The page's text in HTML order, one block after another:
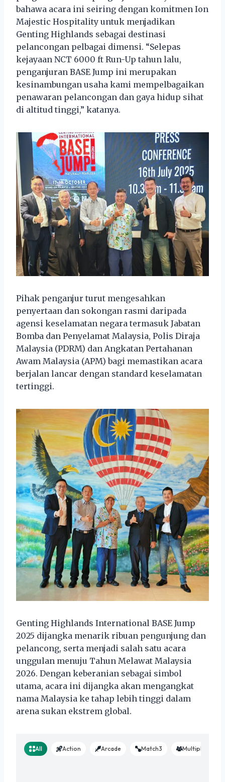
bahawa acara ini seiring dengan komitmen Ion
Majestic Hospitality untuk menjadikan
Genting Highlands sebagai destinasi
pelancongan pelbagai dimensi. “Selepas
kejayaan NCT 6000 ft Run-Up tahun lalu,
penganjuran BASE Jump ini merupakan
kesinambungan usaha kami mempelbagaikan
penawaran pelancongan dan gaya hidup sihat
di altitud tinggi,” katanya.
Pihak penganjur turut mengesahkan
penyertaan dan sokongan rasmi daripada
agensi keselamatan negara termasuk Jabatan
Bomba dan Penyelamat Malaysia, Polis Diraja
Malaysia (PDRM) dan Angkatan Pertahanan
Awam Malaysia (APM) bagi memastikan acara
berjalan lancar dengan standard keselamatan
tertinggi.
Genting Highlands International BASE Jump
2025 dijangka menarik ribuan pengunjung dan
pelancong, serta menjadi salah satu acara
unggulan menuju Tahun Melawat Malaysia
2026. Dengan keberanian sebagai simbol
utama, acara ini dijangka akan mengangkat
nama Malaysia ke tahap lebih tinggi dalam
arena sukan ekstrem global.